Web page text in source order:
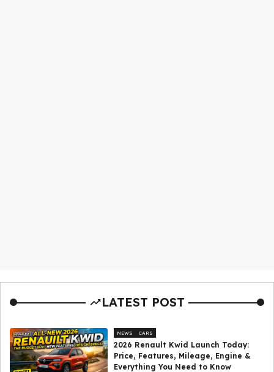
LATEST POST
NEWS CARS
2026 Renault Kwid Launch Today:
Price, Features, Mileage, Engine &
Everything You Need to Know